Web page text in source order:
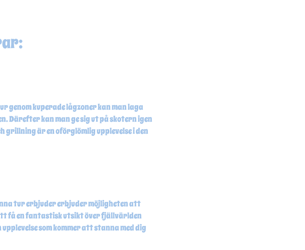
genom kuperade lågzoner kan man laga
Därefter kan man ge sig ut på skotern igen
grillning är en oförglömlig upplevelse i den
tur erbjuder erbjuder möjligheten att
få en fantastisk utsikt över fjällvärlden
som kommer att stanna med dig